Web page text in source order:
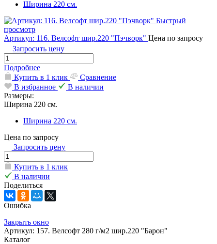
Ширина 220 см.
Быстрый
просмотр
Артикул: 116. Велсофт шир.220 "Пэчворк" Цена по запросу
Запросить цену
Подробнее
Купить в 1 клик
Сравнение
В избранное
В наличии
Размеры:
Ширина 220 см.
Ширина 220 см.
Цена по запросу
Запросить цену
Купить в 1 клик
В наличии
Поделиться
Ошибка
Закрыть окно
Артикул: 157. Велсофт 280 г/м2 шир.220 "Барон"
Каталог